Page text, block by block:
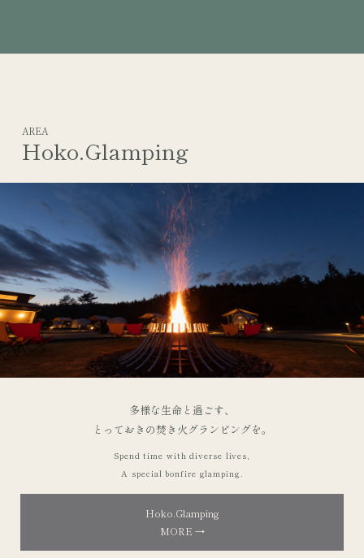
AREA
Hoko.Glamping
多様な生命と過ごす、
とっておきの焚き火グランピングを。
Spend time with diverse lives,
A special bonfire glamping.
Hoko.Glamping
MORE →